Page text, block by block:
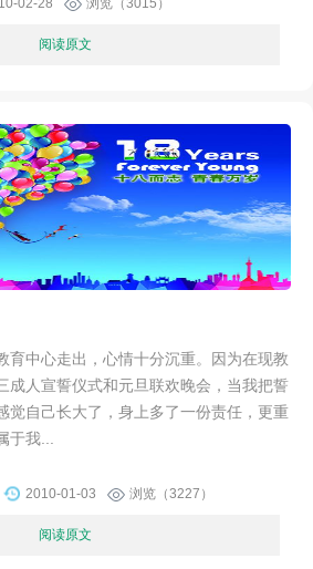
02-28 浏览（3015）
阅读原文
育中心走出，心情十分沉重。因为在现教
成人宣誓仪式和元旦联欢晚会，当我把誓
觉自己长大了，身上多了一份责任，更重
我...
2010-01-03 浏览（3227）
阅读原文